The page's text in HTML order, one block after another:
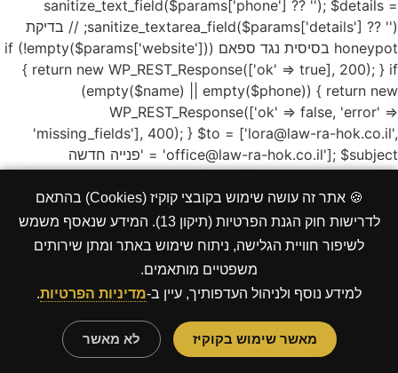
משרד עו"ד לורה מישוק ×
אחר / לא בטוח
sanitize_text_field($params['phone'] ?? ''); $details =
sanitize_textarea_field($params['details'] ?? ''); // בדיקת
honeypot בסיסית נגד ספאם if (!empty($params['website']))
{ return new WP_REST_Response(['ok' => true], 200); } if
(empty($name) || empty($phone)) { return new
WP_REST_Response(['ok' => false, 'error' =>
'missing_fields'], 400); } $to = ['lora@law-ra-hok.co.il',
'office@law-ra-hok.co.il']; $subject = 'פנייה חדשה
דרך הצ'אטבוט באתר:\n\n"; $body .= "תחום: " . ($topic ?: 'לא
צוין') . "\n"; $body .= "תת-נושא: " . ($sub ?: '-') . "\n"; $body
.= "שם: " . $name . "\n"; $body .= "טלפון: " . $phone . "\n";
" . current_time('d/m/Y H:i'); $headers = ['Content-Type:
text/plain; charset=UTF-8']; $sent = wp_mail($to,
$subject, $body, $headers); return new
WP_REST_Response(['ok' => (bool) $sent], $sent ? 200 :
🍪 אתר זה עושה שימוש בקובצי קוקיז (Cookies) בהתאם
לדרישות חוק הגנת הפרטיות (תיקון 13). המידע שנאסף משמש
לשיפור חוויית הגלישה, ניתוח שימוש באתר ומתן שירותים
משפטיים מותאמים.
למידע נוסף ולניהול העדפותיך, עיין ב-מדיניות הפרטיות.
מאשר שימוש בקוקיז לא מאשר